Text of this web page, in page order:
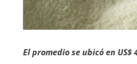
El promedio se ubicó en US$